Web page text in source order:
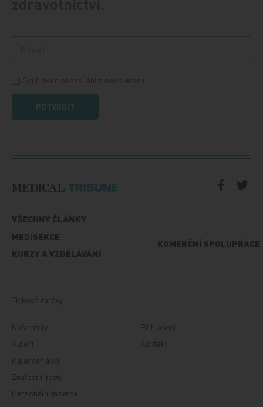
POTVRDIT
VŠECHNY ČLÁNKY
MEDISEKCE
KURZY A VZDĚLÁVÁNÍ
KOMERČNÍ SPOLUPRÁCE
Tiskové zprávy
Naše tituly
Autoři
Kalendář akcí
Znalostní testy
Personální inzerce
Přihlášení
Kontakt